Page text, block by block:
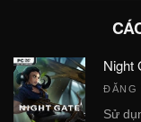
Night
ĐĂNG
Sử